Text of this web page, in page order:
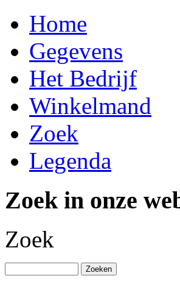
Home
Gegevens
Het Bedrijf
Winkelmand
Zoek
Legenda
Zoek in onze
Zoek